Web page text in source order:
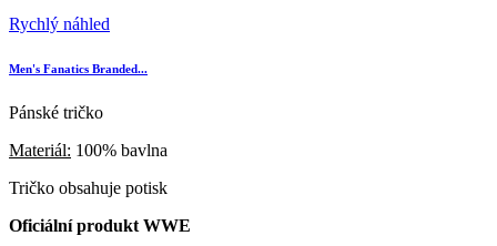
Rychlý náhled
Men's Fanatics Branded...
Pánské tričko
Materiál: 100% bavlna
Tričko obsahuje potisk
Oficiální produkt WWE